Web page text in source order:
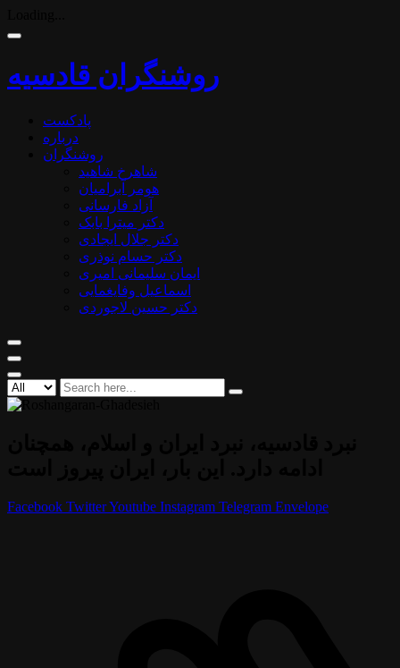
روشنگران قادسیه
پادکست
درباره
روشنگران
شاهرخ شاهید
هومر آبرامیان
آزاد فارسانی
دکتر میترا بابک
دکتر جلال ایجادی
دکتر حسام نوذری
ایمان سلیمانی امیری
اسماعیل وفایغمایی
دکتر حسین لاجوردی
Facebook TwitterYoutube Instagram Telegram Envelope